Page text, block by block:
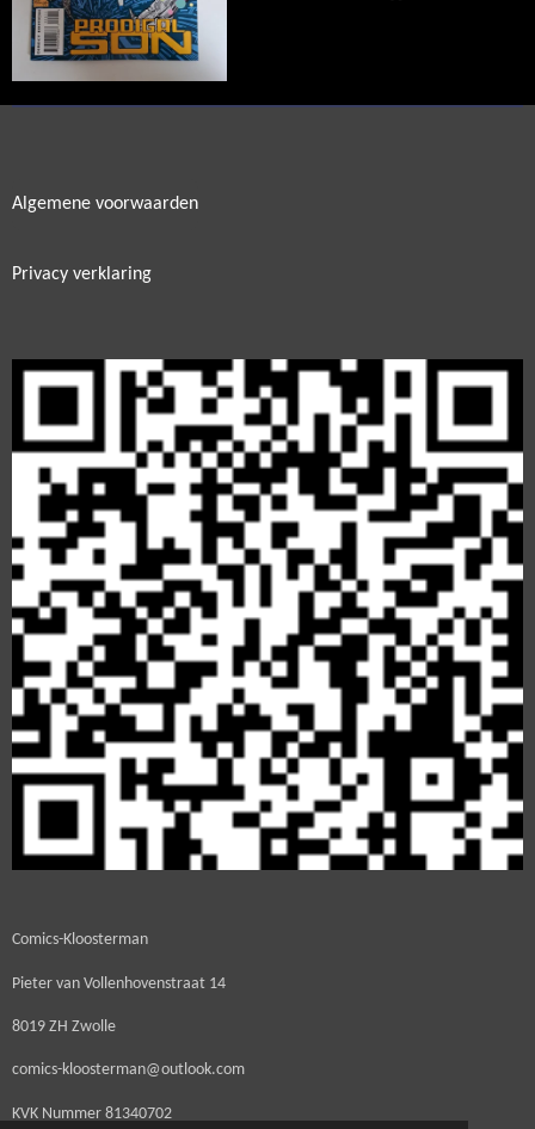
Algemene voorwaarden
Privacy verklaring
Comics-Kloosterman
Pieter van Vollenhovenstraat 14
8019 ZH Zwolle
comics-kloosterman@outlook.com
KVK Nummer 81340702